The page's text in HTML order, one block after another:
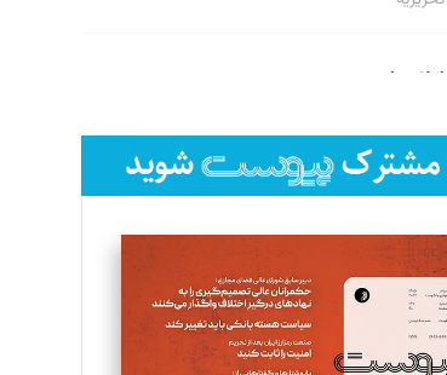
لیلا حنارود
فائزه فتحی رستمی
تحریریه
سروش کرمیان
تحریریه